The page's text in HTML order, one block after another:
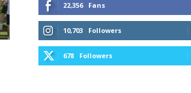
22,356 Fans
10,703 Followers
678 Followers